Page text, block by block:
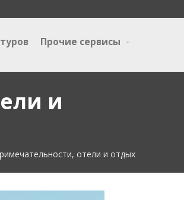
Прочие сервисы
и
отели и отдых